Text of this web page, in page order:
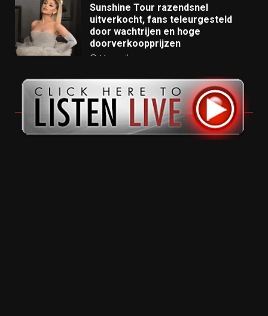
Sunshine Tour razendsnel
uitverkocht, fans teleurgesteld
door wachtrijen en hoge
doorverkoopprijzen
11 months ago